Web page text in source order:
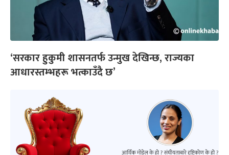
‘सरकार हुकुमी शासनतर्फ उन्मुख देखिन्छ, राज्यका
आधारस्तम्भहरू भत्काउँदै छ’